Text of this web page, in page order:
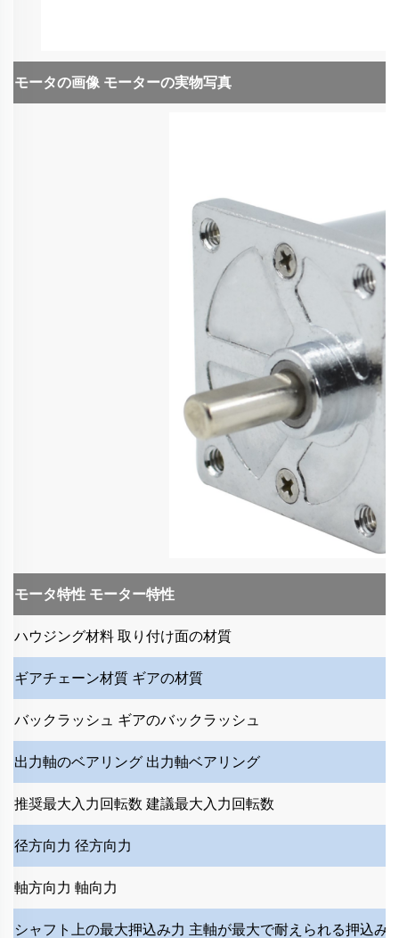
モータの画像 モーターの実物写真
モータ特性 モーター特性
ハウジング材料 取り付け面の材質
ギアチェーン材質 ギアの材質
バックラッシュ ギアのバックラッシュ
出力軸のベアリング 出力軸ベアリング
推奨最大入力回転数 建議最大入力回転数
径方向力 径方向力
軸方向力 軸向力
シャフト上の最大押込み力 主軸が最大で耐えられる押込み